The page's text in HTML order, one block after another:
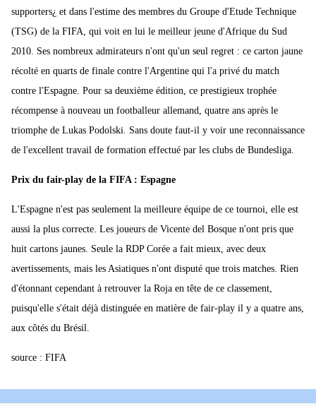
supporters¿ et dans l'estime des membres du Groupe d'Etude Technique
(TSG) de la FIFA, qui voit en lui le meilleur jeune d'Afrique du Sud
2010. Ses nombreux admirateurs n'ont qu'un seul regret : ce carton jaune
récolté en quarts de finale contre l'Argentine qui l'a privé du match
contre l'Espagne. Pour sa deuxième édition, ce prestigieux trophée
récompense à nouveau un footballeur allemand, quatre ans après le
triomphe de Lukas Podolski. Sans doute faut-il y voir une reconnaissance
de l'excellent travail de formation effectué par les clubs de Bundesliga.
Prix du fair-play de la FIFA : Espagne
L'Espagne n'est pas seulement la meilleure équipe de ce tournoi, elle est
aussi la plus correcte. Les joueurs de Vicente del Bosque n'ont pris que
huit cartons jaunes. Seule la RDP Corée a fait mieux, avec deux
avertissements, mais les Asiatiques n'ont disputé que trois matches. Rien
d'étonnant cependant à retrouver la Roja en tête de ce classement,
puisqu'elle s'était déjà distinguée en matière de fair-play il y a quatre ans,
aux côtés du Brésil.
source : FIFA